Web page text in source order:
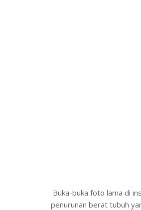
Buka-buka foto lama di
penurunan berat tubuh